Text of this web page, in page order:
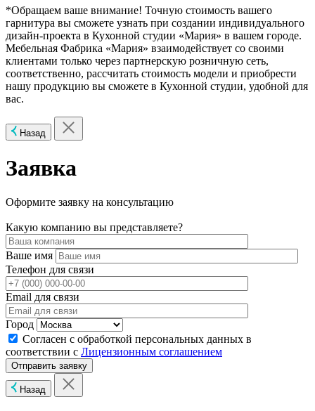
*Обращаем ваше внимание! Точную стоимость вашего
гарнитура вы сможете узнать при создании индивидуального
дизайн-проекта в Кухонной студии «Мария» в вашем городе.
Мебельная Фабрика «Мария» взаимодействует со своими
клиентами только через партнерскую розничную сеть,
соответственно, рассчитать стоимость модели и приобрести
нашу продукцию вы сможете в Кухонной студии, удобной для
вас.
Назад
Заявка
Оформите заявку на консультацию
Какую компанию вы представляете?
Ваше имя
Телефон для связи
Email для связи
Город
Согласен с обработкой персональных данных в
соответствии с Лицензионным соглашением
Назад